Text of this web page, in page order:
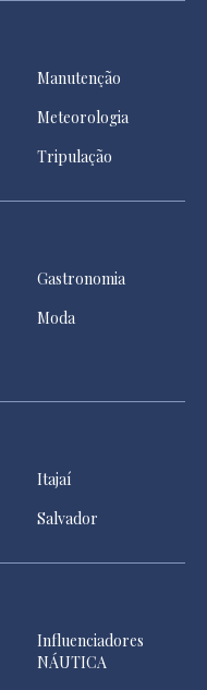
Manutenção
Meteorologia
Tripulação
Gastronomia
Moda
Itajaí
Salvador
Influenciadores
NÁUTICA